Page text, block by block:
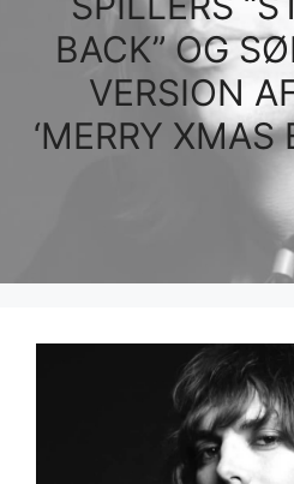
BACK” OG
VERSION
‘MERRY XMAS